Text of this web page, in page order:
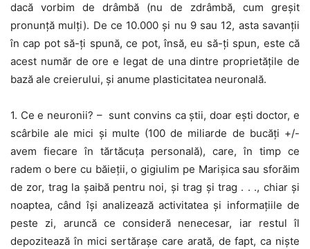
dacă vorbim de drâmbă (nu de zdrâmbă, cum greșit
pronunță mulți). De ce 10.000 și nu 9 sau 12, asta savanții
în cap pot să-ți spună, ce pot, însă, eu să-ți spun, este că
acest număr de ore e legat de una dintre proprietățile de
bază ale creierului, și anume plasticitatea neuronală.
1. Ce e neuronii? – sunt convins ca știi, doar ești doctor, e
scârbile ale mici și multe (100 de miliarde de bucăți +/-
avem fiecare în tărtăcuța personală), care, în timp ce
radem o bere cu băieții, o gigiulim pe Marișica sau sforăim
de zor, trag la șaibă pentru noi, și trag și trag . . ., chiar și
noaptea, când își analizează activitatea și informațiile de
peste zi, aruncă ce consideră nenecesar, iar restul îl
depozitează în mici sertărașe care arată, de fapt, ca niște